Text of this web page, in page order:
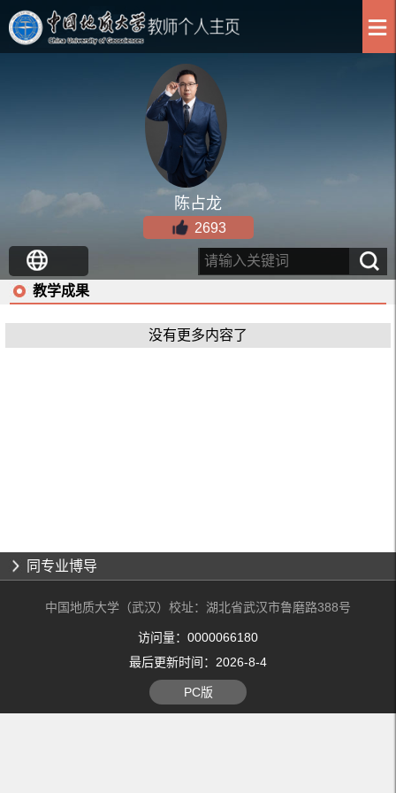
陈占龙
2693
教学成果
没有更多内容了
同专业博导
中国地质大学（武汉）校址：湖北省武汉市鲁磨路388号
访问量： 0000066180
最后更新时间： 2026-8-4
PC版